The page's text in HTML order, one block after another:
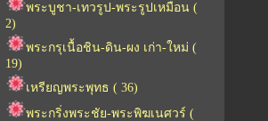
พระบูชา-เทวรูป-พระรูปเหมือน (
2)
พระกรุเนื้อชิน-ดิน-ผง เก่า-ใหม่ (
19)
เหรียญพระพุทธ ( 36)
พระกริ่งพระชัย-พระพิฆเนศวร์ (